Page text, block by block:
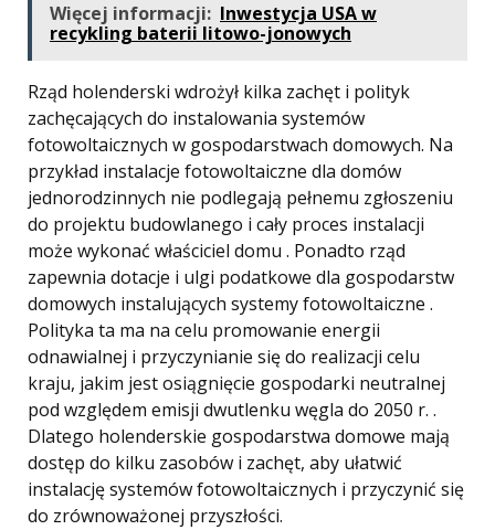
Więcej informacji: Inwestycja USA w
recykling baterii litowo-jonowych
Rząd holenderski wdrożył kilka zachęt i polityk
zachęcających do instalowania systemów
fotowoltaicznych w gospodarstwach domowych. Na
przykład instalacje fotowoltaiczne dla domów
jednorodzinnych nie podlegają pełnemu zgłoszeniu
do projektu budowlanego i cały proces instalacji
może wykonać właściciel domu . Ponadto rząd
zapewnia dotacje i ulgi podatkowe dla gospodarstw
domowych instalujących systemy fotowoltaiczne .
Polityka ta ma na celu promowanie energii
odnawialnej i przyczynianie się do realizacji celu
kraju, jakim jest osiągnięcie gospodarki neutralnej
pod względem emisji dwutlenku węgla do 2050 r. .
Dlatego holenderskie gospodarstwa domowe mają
dostęp do kilku zasobów i zachęt, aby ułatwić
instalację systemów fotowoltaicznych i przyczynić się
do zrównoważonej przyszłości.